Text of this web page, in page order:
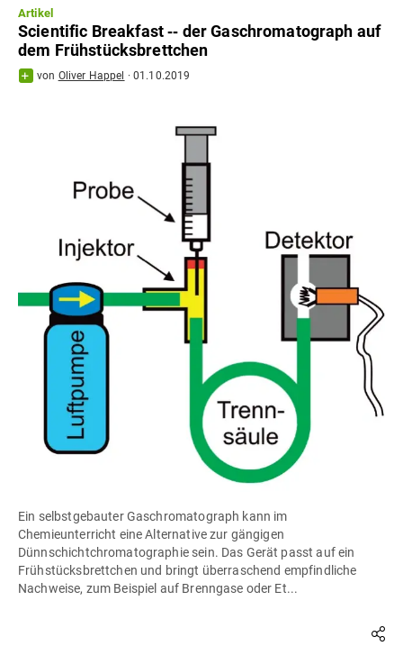
Artikel
Scientific Breakfast ‐‐ der Gaschromatograph auf
dem Frühstücksbrettchen
von Oliver Happel ·01.10.2019
Ein selbstgebauter Gaschromatograph kann im
Chemieunterricht eine Alternative zur gängigen
Dünnschichtchromatographie sein. Das Gerät passt auf ein
Frühstücksbrettchen und bringt überraschend empfindliche
Nachweise, zum Beispiel auf Brenngase oder Et...